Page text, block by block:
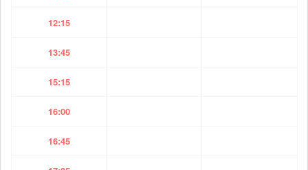
12:15
13:45
15:15
16:00
16:45